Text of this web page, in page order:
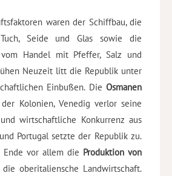
waren der Schiffbau, die
Seide und Glas sowie die
vom Handel mit Pfeffer, Salz und
Neuzeit litt die Republik unter
Einbußen. Die Osmanen
Kolonien, Venedig verlor seine
wirtschaftliche Konkurrenz aus
Portugal setzte der Republik zu.
vor allem die Produktion von
oberitaliensche Landwirtschaft.